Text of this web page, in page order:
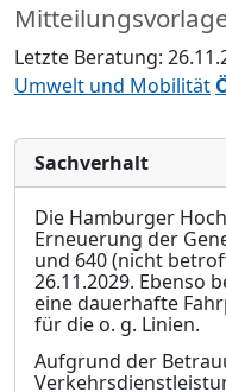
Letzte Beratung:
Umwelt und Mobilität
Sachverhalt
Die Hamburger
Erneuerung der
und 640 (nicht
26.11.2029. Ebenso
eine dauerhafte
für die o. g. Linien.
Aufgrund der